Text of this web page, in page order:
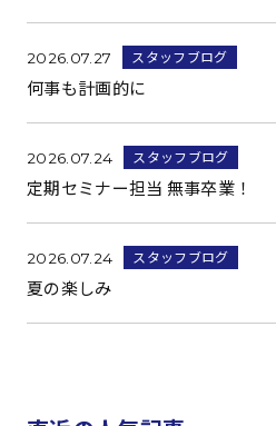
2026.07.27 スタッフブログ
何事も計画的に
2026.07.24 スタッフブログ
定期セミナー担当 無事卒業！
2026.07.24 スタッフブログ
夏の楽しみ